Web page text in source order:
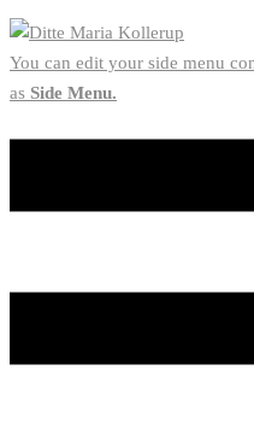
You can edit your side menu
as Side Menu.